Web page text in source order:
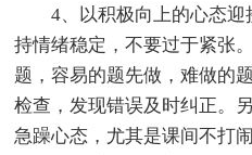
4、以积极向上的心态
持情绪稳定，不要过于紧张
题，容易的题先做，难做的
检查，发现错误及时纠正。
急躁心态，尤其是课间不打